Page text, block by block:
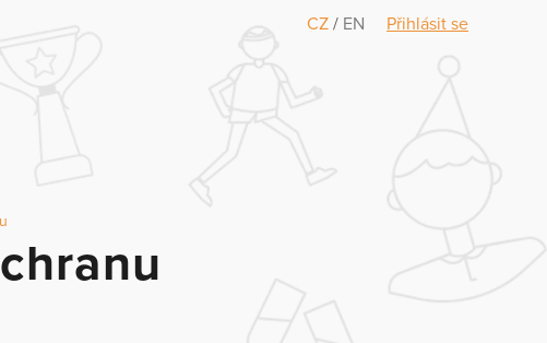
CZ / EN Přihlásit se